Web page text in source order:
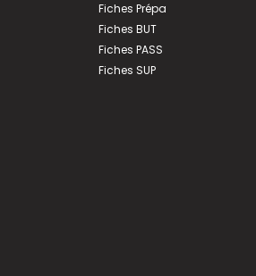
Fiches Prépa
Fiches BUT
Fiches PASS
Fiches SUP